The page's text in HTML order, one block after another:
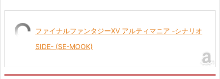
ファイナルファンタジーXV アルティマニア -シナリオ
SIDE- (SE-MOOK)